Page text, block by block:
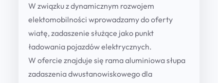
,
0
0
e
w
a
W związku z dynamicznym rozwojem
elektomobilności wprowadzamy do oferty
wiatę, zadaszenie służące jako punkt
ładowania pojazdów elektrycznych.
W ofercie znajduje się rama aluminiowa słupa
zadaszenia dwustanowiskowego dla